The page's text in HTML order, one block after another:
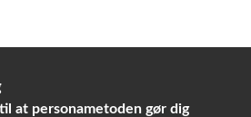
at personametoden gør dig